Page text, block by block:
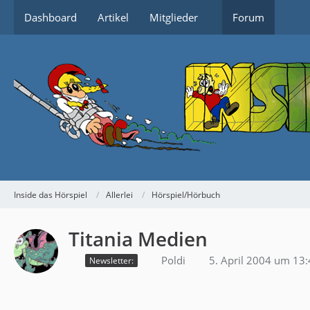
Dashboard Artikel Mitglieder Forum
Inside das Hörspiel Allerlei Hörspiel/Hörbuch
Titania Medien
Newsletter: Poldi 5. April 2004 um